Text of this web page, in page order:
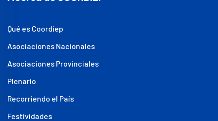
Qué es Coordiep
Asociaciones Nacionales
Asociaciones Provinciales
Plenario
Recorriendo el País
Festividades